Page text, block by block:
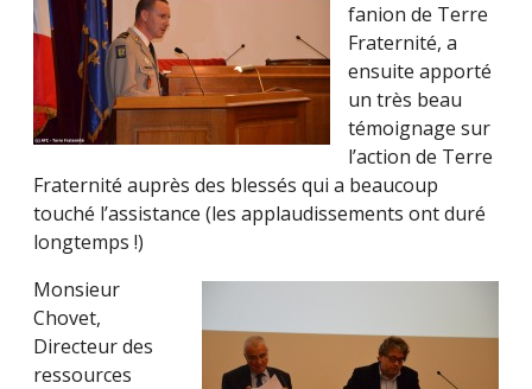
fanion de Terre
Fraternité, a
ensuite apporté
un très beau
témoignage sur
l’action de Terre
Fraternité auprès des blessés qui a beaucoup
touché l’assistance (les applaudissements ont duré
longtemps !)
Monsieur
Chovet,
Directeur des
ressources